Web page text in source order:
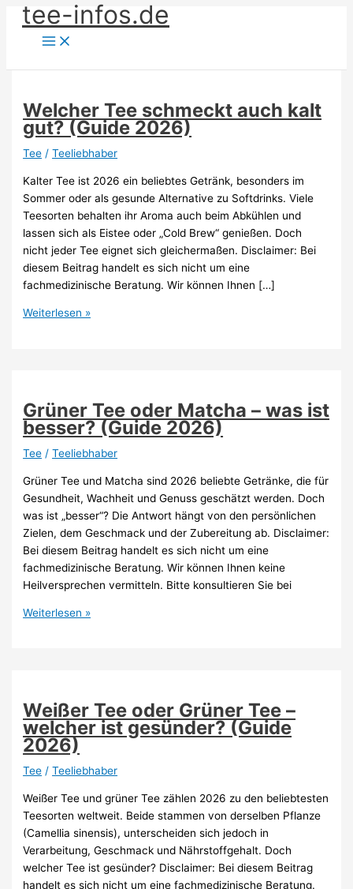
Zum
Inhalt
springen
tee-infos.de
Welcher Tee schmeckt auch kalt
gut? (Guide 2026)
Tee /Teeliebhaber
Kalter Tee ist 2026 ein beliebtes Getränk, besonders im
Sommer oder als gesunde Alternative zu Softdrinks. Viele
Teesorten behalten ihr Aroma auch beim Abkühlen und
lassen sich als Eistee oder „Cold Brew“ genießen. Doch
nicht jeder Tee eignet sich gleichermaßen. Disclaimer: Bei
diesem Beitrag handelt es sich nicht um eine
fachmedizinische Beratung. Wir können Ihnen […]
Welcher
(Guide
2026)
Weiterlesen »
Grüner Tee oder Matcha – was ist
besser? (Guide 2026)
Tee /Teeliebhaber
Grüner Tee und Matcha sind 2026 beliebte Getränke, die für
Gesundheit, Wachheit und Genuss geschätzt werden. Doch
was ist „besser“? Die Antwort hängt von den persönlichen
Zielen, dem Geschmack und der Zubereitung ab. Disclaimer:
Bei diesem Beitrag handelt es sich nicht um eine
fachmedizinische Beratung. Wir können Ihnen keine
Heilversprechen vermitteln. Bitte konsultieren Sie bei
Grüner
ist
besser?
(Guide
2026)
Weiterlesen »
Weißer Tee oder Grüner Tee –
welcher ist gesünder? (Guide
2026)
Tee /Teeliebhaber
Weißer Tee und grüner Tee zählen 2026 zu den beliebtesten
Teesorten weltweit. Beide stammen von derselben Pflanze
(Camellia sinensis), unterscheiden sich jedoch in
Verarbeitung, Geschmack und Nährstoffgehalt. Doch
welcher Tee ist gesünder? Disclaimer: Bei diesem Beitrag
handelt es sich nicht um eine fachmedizinische Beratung.